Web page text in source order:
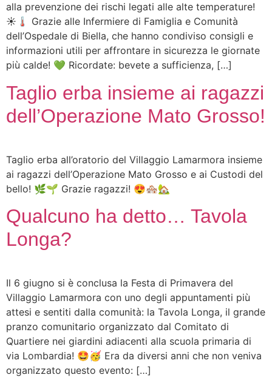
alla prevenzione dei rischi legati alle alte temperature!
☀️🌡️ Grazie alle Infermiere di Famiglia e Comunità
dell’Ospedale di Biella, che hanno condiviso consigli e
informazioni utili per affrontare in sicurezza le giornate
più calde! 💚 Ricordate: bevete a sufficienza, […]
Taglio erba insieme ai ragazzi
dell’Operazione Mato Grosso!
Taglio erba all’oratorio del Villaggio Lamarmora insieme
ai ragazzi dell’Operazione Mato Grosso e ai Custodi del
bello! 🌿🌱 Grazie ragazzi! 😍🏘🏡
Qualcuno ha detto… Tavola
Longa?
Il 6 giugno si è conclusa la Festa di Primavera del
Villaggio Lamarmora con uno degli appuntamenti più
attesi e sentiti dalla comunità: la Tavola Longa, il grande
pranzo comunitario organizzato dal Comitato di
Quartiere nei giardini adiacenti alla scuola primaria di
via Lombardia! 🤩🥳 Era da diversi anni che non veniva
organizzato questo evento: […]